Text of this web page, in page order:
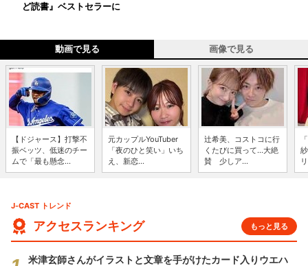
ど読書』ベストセラーに
動画で見る 画像で見る
【ドジャース】打撃不
振ベッツ、低迷のチー
ムで「最も懸念...
元カップルYouTuber
「夜のひと笑い」いち
え、新恋...
辻希美、コストコに行
くたびに買って...大絶
賛 少しア...
J-CAST トレンド
アクセスランキング もっと見る
米津玄師さんがイラストと文章を手がけたカード入りウエハ